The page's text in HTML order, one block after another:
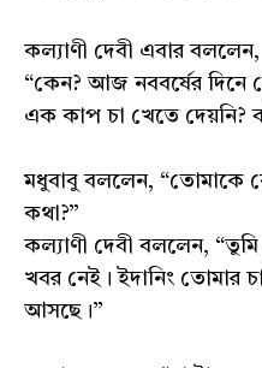
কল্যাণী দেবী এবার বললেন,
“কেন? আজ নববর্ষের দিনে
এক কাপ চা খেতে দেয়নি?
মধুবাবু বললেন, “তোমাকে
কথা?”
কল্যাণী দেবী বললেন,
খবর নেই। ইদানিং
আসছে।”